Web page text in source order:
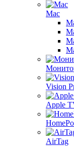
Mac
Vision
Apple
AirTag